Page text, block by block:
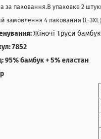
за паковання.В упаковке 2
замовлення 4 паковання (L-3XL
Жіночі Труси бамбук
7852
95% бамбук + 5% еластан